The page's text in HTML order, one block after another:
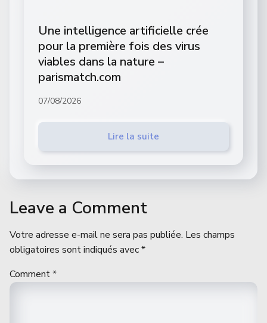
Une intelligence artificielle crée
pour la première fois des virus
viables dans la nature –
parismatch.com
07/08/2026
Lire la suite
Leave a Comment
Votre adresse e-mail ne sera pas publiée. Les champs
obligatoires sont indiqués avec*
Comment*